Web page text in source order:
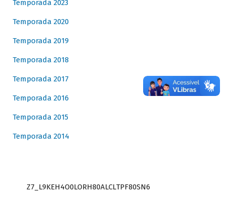
Temporada 2023
Temporada 2020
Temporada 2019
Temporada 2018
Temporada 2017
Temporada 2016
Temporada 2015
Temporada 2014
Z7_L9KEH4O0LORH80ALCLTPF80SN6